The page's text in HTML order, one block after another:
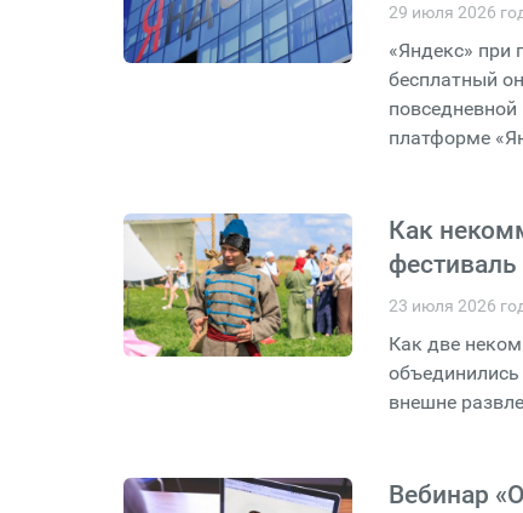
29 июля 2026
«Яндекс» при
бесплатный
платформе
Как
фестиваль
23 июля 2026
Как две
объединились
внешне
Вебинар